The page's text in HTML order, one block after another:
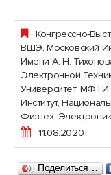
Конгрессно-
ВШЭ, Московский
Имени А. Н.
Электронной
Университет, МФТИ
Институт,
Физтех,
11.08.2020
Поделиться…